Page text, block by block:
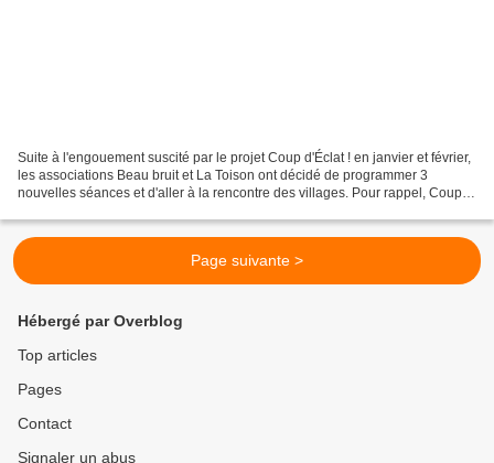
Suite à l'engouement suscité par le projet Coup d'Éclat ! en janvier et février,
les associations Beau bruit et La Toison ont décidé de programmer 3
nouvelles séances et d'aller à la rencontre des villages. Pour rappel, Coup
Page suivante >
Hébergé par Overblog
Top articles
Pages
Contact
Signaler un abus